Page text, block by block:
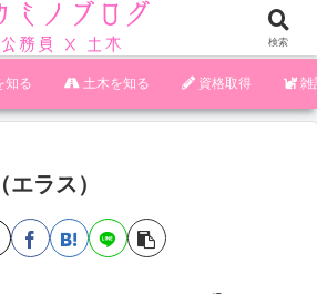
知る 土木を知る 資格取得 雑
ラス）
検索